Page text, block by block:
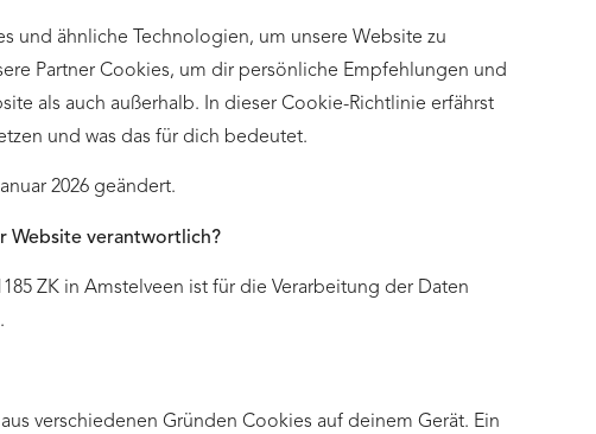
und ähnliche Technologien, um unsere Website zu
Partner Cookies, um dir persönliche Empfehlungen und
als auch außerhalb. In dieser Cookie-Richtlinie erfährst
und was das für dich bedeutet.
2026 geändert.
Website verantwortlich?
ZK in Amstelveen ist für die Verarbeitung der Daten
verschiedenen Gründen Cookies auf deinem Gerät. Ein